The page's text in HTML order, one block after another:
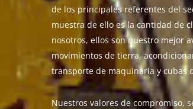
de los principales referentes del
muestra de ello es la cantidad de
nosotros, ellos son nuestro mejor
movimientos de tierra,
transporte de maquinaria y cubas
Nuestros valores de compromiso,